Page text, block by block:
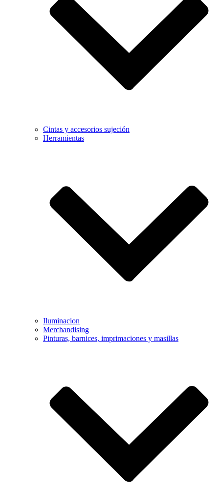
Cintas y accesorios sujeción
Herramientas
Iluminacion
Merchandising
Pinturas, barnices, imprimaciones y masillas